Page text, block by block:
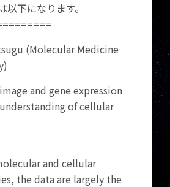
下になります。
(Molecular Medicine
and gene expression
of cellular
and cellular
the data are largely the